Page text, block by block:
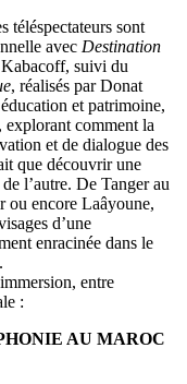
téléspectateurs sont
avec Destination
suivi du
, réalisés par Donat
et patrimoine,
explorant comment la
et de dialogue des
que découvrir une
l’autre. De Tanger au
ou encore Laâyoune,
d’une
enracinée dans le
entre
:
AU MAROC